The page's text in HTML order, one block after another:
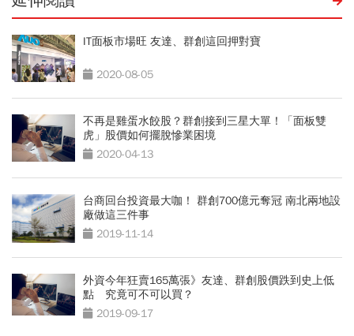
IT面板市場旺 友達、群創這回押對寶
2020-08-05
不再是雞蛋水餃股？群創接到三星大單！「面板雙
虎」股價如何擺脫慘業困境
2020-04-13
台商回台投資最大咖！ 群創700億元奪冠 南北兩地設
廠做這三件事
2019-11-14
外資今年狂賣165萬張》友達、群創股價跌到史上低
點 究竟可不可以買？
2019-09-17